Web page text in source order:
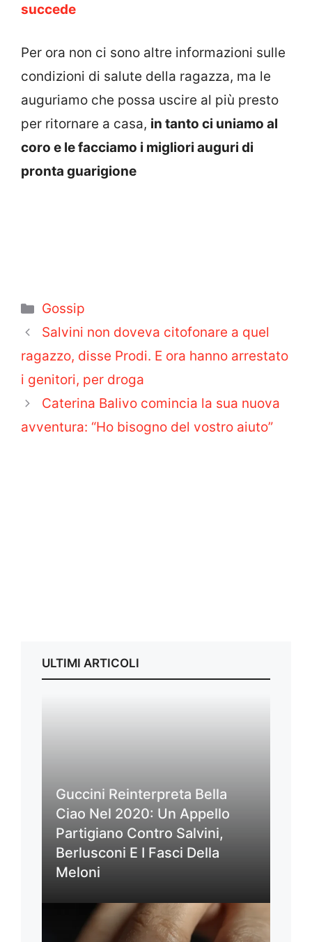
succede
Per ora non ci sono altre informazioni sulle
condizioni di salute della ragazza, ma le
auguriamo che possa uscire al più presto
per ritornare a casa, in tanto ci uniamo al
coro e le facciamo i migliori auguri di
pronta guarigione
Categorie
Gossip
Salvini non doveva citofonare a quel
ragazzo, disse Prodi. E ora hanno arrestato
i genitori, per droga
Caterina Balivo comincia la sua nuova
avventura: “Ho bisogno del vostro aiuto”
ULTIMI ARTICOLI
Guccini Reinterpreta Bella
Ciao Nel 2020: Un Appello
Partigiano Contro Salvini,
Berlusconi E I Fasci Della
Meloni